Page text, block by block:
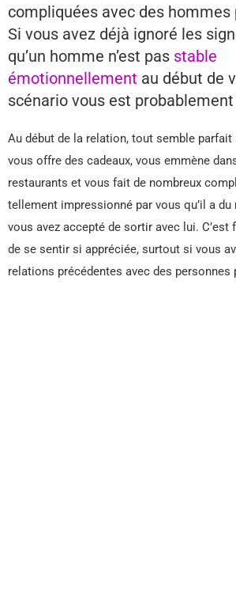
compliquées avec des hommes
Si vous avez déjà ignoré les
qu’un homme n’est pas stable
émotionnellement au début de
scénario vous est
Au début de la relation, tout semble
vous offre des cadeaux, vous emmène
restaurants et vous fait de nombreux
tellement impressionné par vous qu’il a
vous avez accepté de sortir avec lui. C’est
de se sentir si appréciée, surtout si vous
relations précédentes avec des personnes